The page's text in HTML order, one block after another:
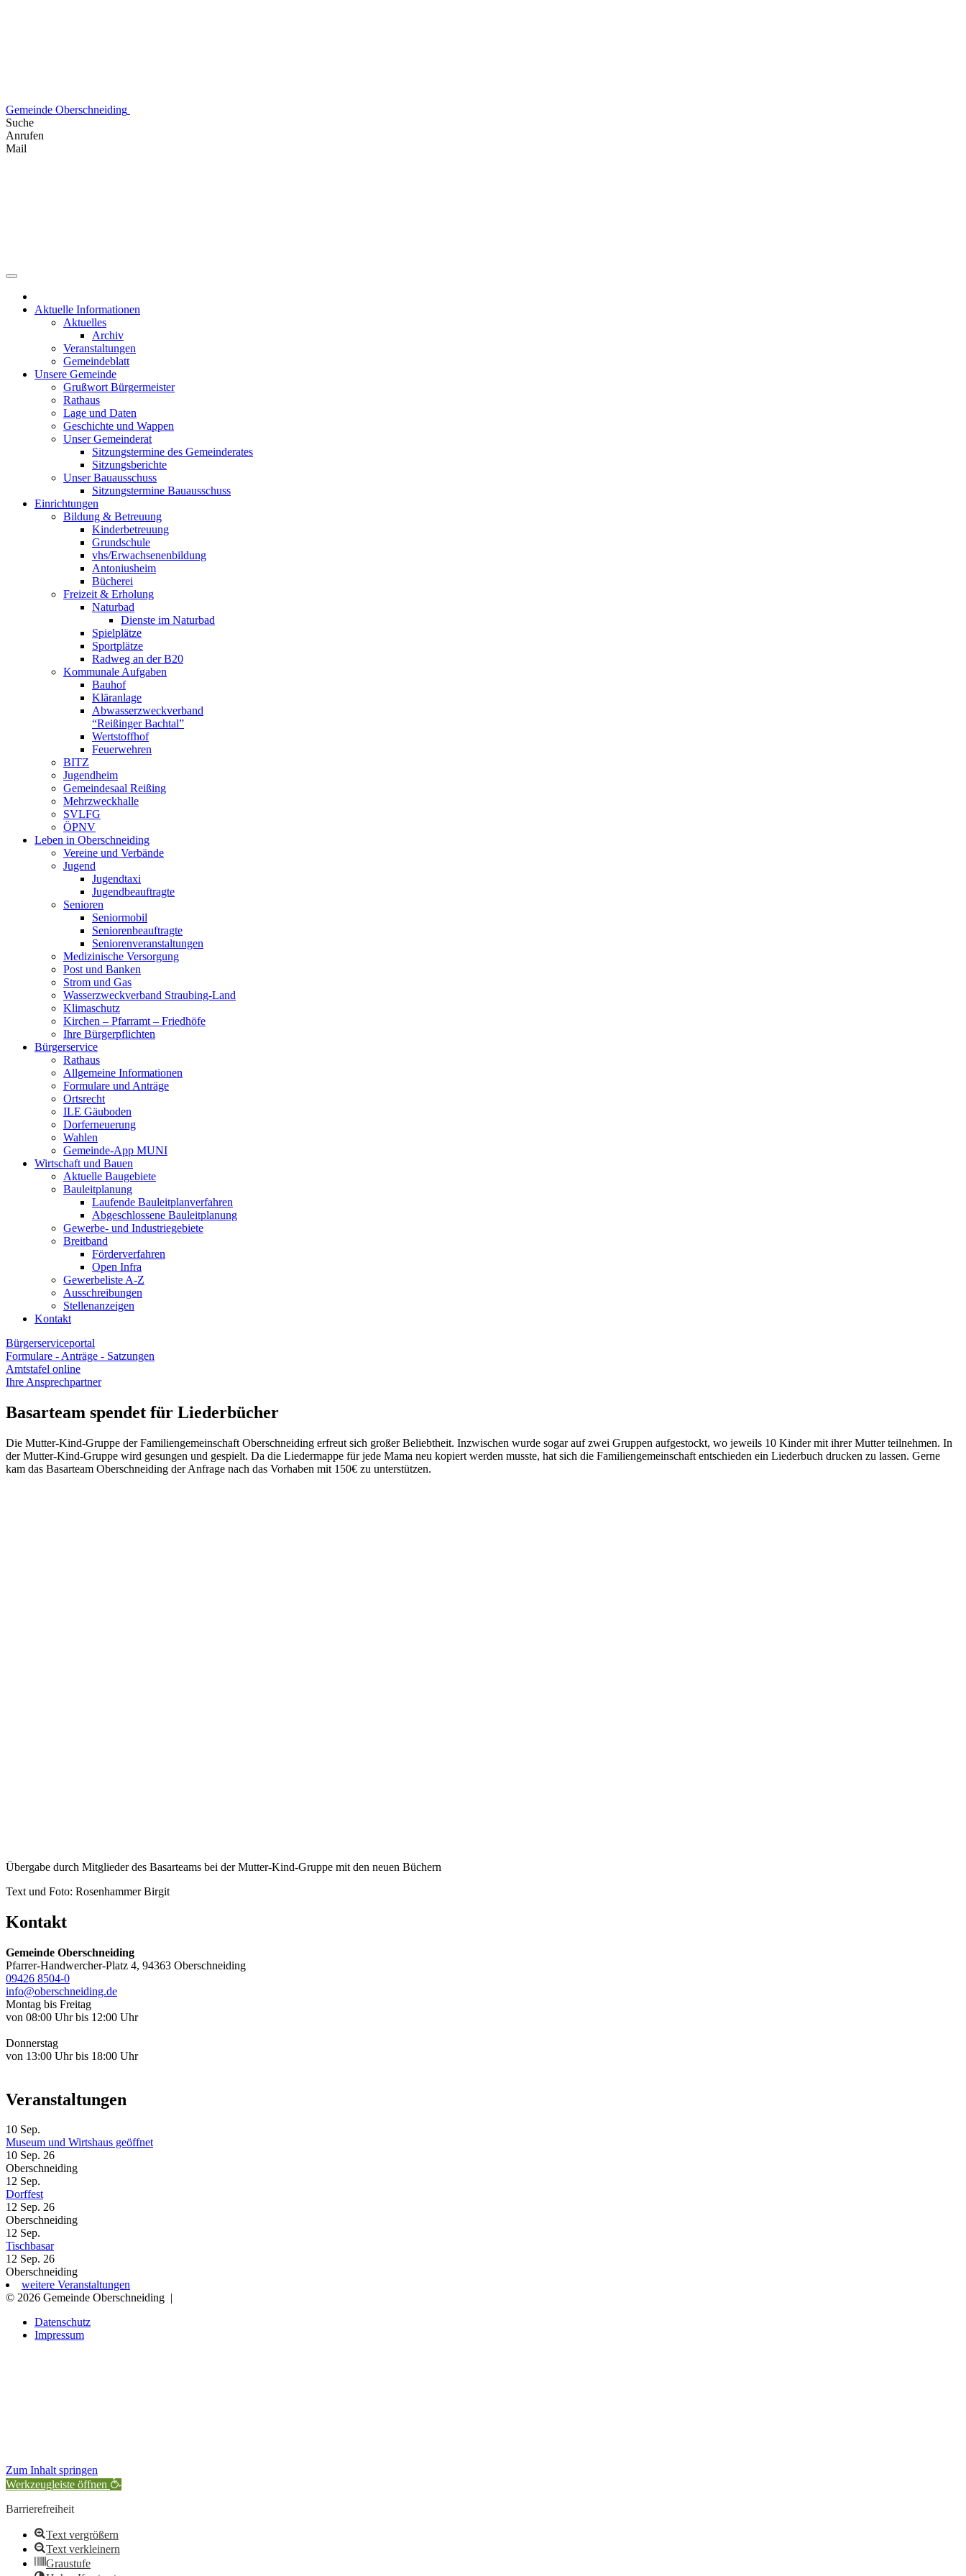
Gemeinde Oberschneiding
Suche
Anrufen
Mail
Aktuelle Informationen
Aktuelles
Archiv
Veranstaltungen
Gemeindeblatt
Unsere Gemeinde
Grußwort Bürgermeister
Rathaus
Lage und Daten
Geschichte und Wappen
Unser Gemeinderat
Sitzungstermine des Gemeinderates
Sitzungsberichte
Unser Bauausschuss
Sitzungstermine Bauausschuss
Einrichtungen
Bildung & Betreuung
Kinderbetreuung
Grundschule
vhs/Erwachsenenbildung
Antoniusheim
Bücherei
Freizeit & Erholung
Naturbad
Dienste im Naturbad
Spielplätze
Sportplätze
Radweg an der B20
Kommunale Aufgaben
Bauhof
Kläranlage
Abwasserzweckverband
“Reißinger Bachtal”
Wertstoffhof
Feuerwehren
BITZ
Jugendheim
Gemeindesaal Reißing
Mehrzweckhalle
SVLFG
ÖPNV
Leben in Oberschneiding
Vereine und Verbände
Jugend
Jugendtaxi
Jugendbeauftragte
Senioren
Seniormobil
Seniorenbeauftragte
Seniorenveranstaltungen
Medizinische Versorgung
Post und Banken
Strom und Gas
Wasserzweckverband Straubing-Land
Klimaschutz
Kirchen – Pfarramt – Friedhöfe
Ihre Bürgerpflichten
Bürgerservice
Rathaus
Allgemeine Informationen
Formulare und Anträge
Ortsrecht
ILE Gäuboden
Dorferneuerung
Wahlen
Gemeinde-App MUNI
Wirtschaft und Bauen
Aktuelle Baugebiete
Bauleitplanung
Laufende Bauleitplanverfahren
Abgeschlossene Bauleitplanung
Gewerbe- und Industriegebiete
Breitband
Förderverfahren
Open Infra
Gewerbeliste A-Z
Ausschreibungen
Stellenanzeigen
Kontakt
Bürgerserviceportal
Formulare - Anträge - Satzungen
Amtstafel online
Ihre Ansprechpartner
Basarteam spendet für Liederbücher
Die Mutter-Kind-Gruppe der Familiengemeinschaft Oberschneiding erfreut sich großer Beliebtheit. Inzwischen wurde sogar auf zwei Gruppen aufgestockt, wo jeweils 10 Kinder mit ihrer Mutter teilnehmen. In
der Mutter-Kind-Gruppe wird gesungen und gespielt. Da die Liedermappe für jede Mama neu kopiert werden musste, hat sich die Familiengemeinschaft entschieden ein Liederbuch drucken zu lassen. Gerne
kam das Basarteam Oberschneiding der Anfrage nach das Vorhaben mit 150€ zu unterstützen.
Übergabe durch Mitglieder des Basarteams bei der Mutter-Kind-Gruppe mit den neuen Büchern
Text und Foto: Rosenhammer Birgit
Kontakt
Gemeinde Oberschneiding
Pfarrer-Handwercher-Platz 4, 94363 Oberschneiding
09426 8504-0
info@oberschneiding.de
Montag bis Freitag
von 08:00 Uhr bis 12:00 Uhr
Donnerstag
von 13:00 Uhr bis 18:00 Uhr
Veranstaltungen
10 Sep.
Museum und Wirtshaus geöffnet
10 Sep. 26
Oberschneiding
12 Sep.
Dorffest
12 Sep. 26
Oberschneiding
12 Sep.
Tischbasar
12 Sep. 26
Oberschneiding
weitere Veranstaltungen
© 2026 Gemeinde Oberschneiding |
Datenschutz
Impressum
Zum Inhalt springen
Werkzeugleiste öffnen
Barrierefreiheit
Text vergrößern
Text verkleinern
Graustufe